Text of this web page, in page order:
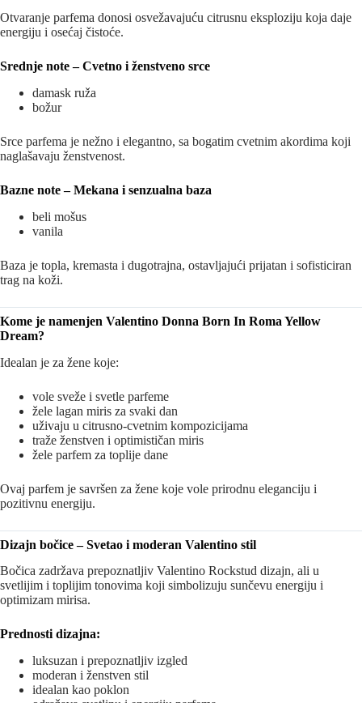
Otvaranje parfema donosi osvežavajuću citrusnu eksploziju koja daje
energiju i osećaj čistoće.
Srednje note – Cvetno i ženstveno srce
damask ruža
božur
Srce parfema je nežno i elegantno, sa bogatim cvetnim akordima koji
naglašavaju ženstvenost.
Bazne note – Mekana i senzualna baza
beli mošus
vanila
Baza je topla, kremasta i dugotrajna, ostavljajući prijatan i sofisticiran
trag na koži.
Kome je namenjen Valentino Donna Born In Roma Yellow
Dream?
Idealan je za žene koje:
vole sveže i svetle parfeme
žele lagan miris za svaki dan
uživaju u citrusno-cvetnim kompozicijama
traže ženstven i optimističan miris
žele parfem za toplije dane
Ovaj parfem je savršen za žene koje vole prirodnu eleganciju i
pozitivnu energiju.
Dizajn bočice – Svetao i moderan Valentino stil
Bočica zadržava prepoznatljiv Valentino Rockstud dizajn, ali u
svetlijim i toplijim tonovima koji simbolizuju sunčevu energiju i
optimizam mirisa.
Prednosti dizajna:
luksuzan i prepoznatljiv izgled
moderan i ženstven stil
idealan kao poklon